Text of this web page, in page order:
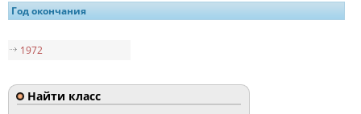
Год окончания
1972
Найти класс